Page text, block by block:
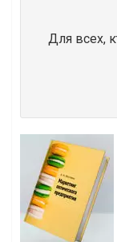
Для всех,